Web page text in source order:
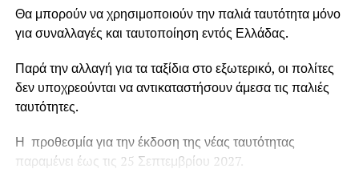
Θα μπορούν να χρησιμοποιούν την παλιά ταυτότητα μόνο
για συναλλαγές και ταυτοποίηση εντός Ελλάδας.
Παρά την αλλαγή για τα ταξίδια στο εξωτερικό, οι πολίτες
δεν υποχρεούνται να αντικαταστήσουν άμεσα τις παλιές
ταυτότητες.
Η προθεσμία για την έκδοση της νέας ταυτότητας
παραμένει έως τις 25 Σεπτεμβρίου 2027.